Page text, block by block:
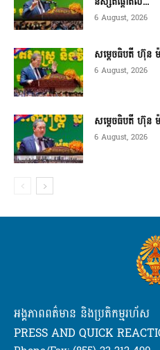
6 August, 2026
សម្តេចធិបតី ហ៊ុន
6 August, 2026
សម្តេចធិបតី ហ៊ុន
6 August, 2026
អង្គភាពពត៌មាន និងប្រតិកម្មរហ័ស
PRESS AND QUICK